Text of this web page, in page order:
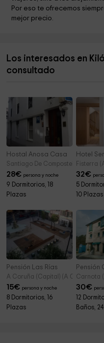
Souto do barco
Iglesia San Miguel De Vilar
Sao Tiago de Compostela,
Por eso te ofrecemos
mejor precio.
Los interesados en
consultado
Hostal Anosa Casa
Santiago De Compostela (A
28€ persona y noche
9 Dormitorios, 18
Plazas
Hotel
Fisterra
32€
5
10 Plazas
Pensión Las Rías
A Coruña (Capital) (A Coruña)
15€ persona y noche
8 Dormitorios, 16
Plazas
Pensión
Carnota
30€
12
Baños,